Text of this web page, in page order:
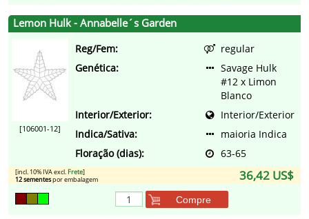
Lemon Hulk - Annabelle´s Garden
[106001-12]
Reg/Fem:
regular
Genética:
Savage Hulk
#12 x Limon
Blanco
Interior/Exterior:
Interior/Exterior
Indica/Sativa:
maioria Indica
Floração (dias):
63-65
36,42 US$
[incl. 10% IVA excl. Frete]
12 sementespor embalagem
Compre